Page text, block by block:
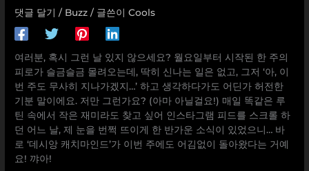
댓글 달기 / Buzz / 글쓴이Cools
여러분, 혹시 그런 날 있지 않으세요? 월요일부터 시작된 한 주의
피로가 슬금슬금 몰려오는데, 딱히 신나는 일은 없고, 그저 ‘아, 이
번 주도 무사히 지나가겠지…’ 하고 생각하다가도 어딘가 허전한
기분 말이에요. 저만 그런가요? (아마 아닐걸요!) 매일 똑같은 루
틴 속에서 작은 재미라도 찾고 싶어 인스타그램 피드를 스크롤 하
던 어느 날, 제 눈을 번쩍 뜨이게 한 반가운 소식이 있었으니… 바
로 ‘데시앙 캐치마인드’가 이번 주에도 어김없이 돌아왔다는 거예
요! 꺄아!